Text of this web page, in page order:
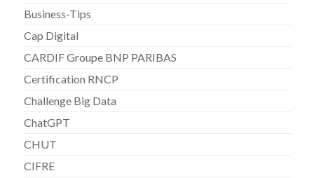
Business-Tips
Cap Digital
CARDIF Groupe BNP PARIBAS
Certification RNCP
Challenge Big Data
ChatGPT
CHUT
CIFRE